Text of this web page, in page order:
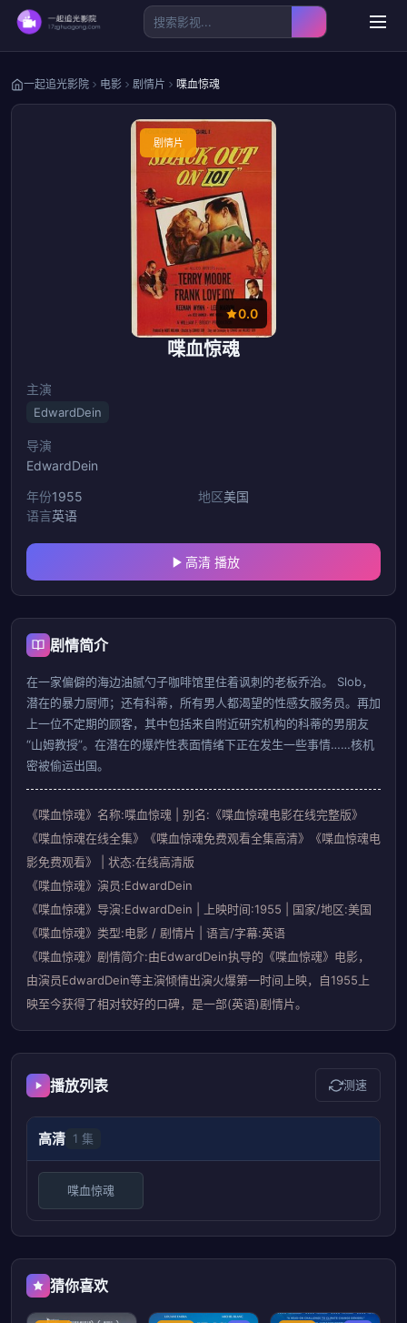
一起追光影院 电影 剧情片 喋血惊魂
剧情片
0.0
喋血惊魂
主演
EdwardDein
导演
EdwardDein
年份1955 地区美国
语言英语
高清 播放
剧情简介
在一家偏僻的海边油腻勺子咖啡馆里住着讽刺的老板乔治。 Slob，
潜在的暴力厨师；还有科蒂，所有男人都渴望的性感女服务员。再加
上一位不定期的顾客，其中包括来自附近研究机构的科蒂的男朋友
“山姆教授”。在潜在的爆炸性表面情绪下正在发生一些事情……核机
密被偷运出国。
《喋血惊魂》名称:喋血惊魂 | 别名:《喋血惊魂电影在线完整版》
《喋血惊魂在线全集》《喋血惊魂免费观看全集高清》《喋血惊魂电
影免费观看》 | 状态:在线高清版
《喋血惊魂》演员:EdwardDein
《喋血惊魂》导演:EdwardDein | 上映时间:1955 | 国家/地区:美国
《喋血惊魂》类型:电影 / 剧情片 | 语言/字幕:英语
《喋血惊魂》剧情简介:由EdwardDein执导的《喋血惊魂》电影，
由演员EdwardDein等主演倾情出演火爆第一时间上映，自1955上
映至今获得了相对较好的口碑，是一部(英语)剧情片。
播放列表 测速
高清 1 集
喋血惊魂
猜你喜欢